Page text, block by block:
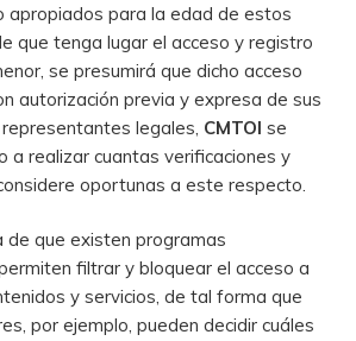
apropiados para la edad de estos
que tenga lugar el acceso y registro
se presumirá que dicho acceso
autorización previa y expresa de sus
legales, CMTOI se
a realizar cuantas verificaciones y
oportunas a este respecto.
de que existen programas
filtrar y bloquear el acceso a
y servicios, de tal forma que
por ejemplo, pueden decidir cuáles